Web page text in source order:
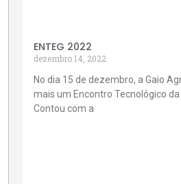
ENTEG 2022
dezembro 14, 2022
No dia 15 de dezembro, a Gaio
mais um Encontro Tecnológico da
Contou com a